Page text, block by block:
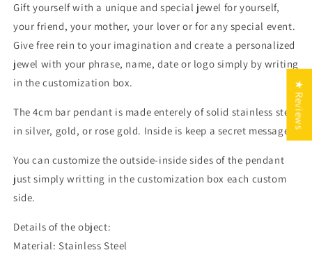
Gift yourself with a unique and special jewel for yourself,
your friend, your mother, your lover or for any special event.
Give free rein to your imagination and create a personalized
jewel with your phrase, name, date or logo simply by writing
in the customization box.
The 4cm bar pendant is made enterely of solid stainless steel
in silver, gold, or rose gold. Inside is keep a secret message.
You can customize the outside-inside sides of the pendant
just simply writting in the customization box each custom
side.
Details of the object:
Material: Stainless Steel
★ Reviews